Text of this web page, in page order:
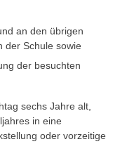
an den übrigen
der Schule sowie
der besuchten
sechs Jahre alt,
in eine
oder vorzeitige